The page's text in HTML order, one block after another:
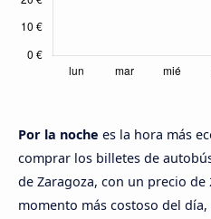
Por la noche es la hora más
comprar los billetes de
de Zaragoza, con un precio de
momento más costoso del